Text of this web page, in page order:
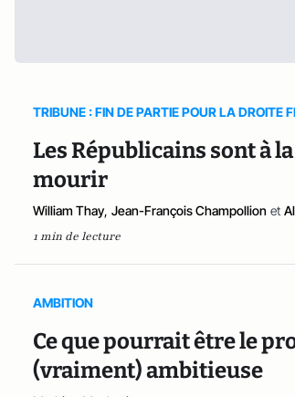
TRIBUNE : FIN DE PARTIE POUR LA DROITE
Les Républicains sont à
mourir
William Thay, Jean-François Champollion et
1 min de lecture
AMBITION
Ce que pourrait être le
(vraiment) ambitieuse